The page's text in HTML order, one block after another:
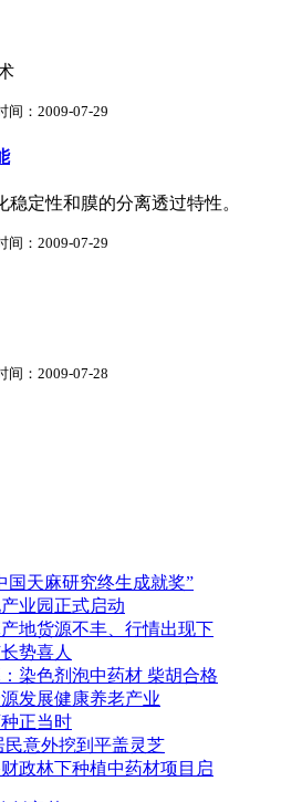
间：2009-07-29
定性和膜的分离透过特性。
间：2009-07-29
间：2009-07-28
国天麻研究终生成就奖”
业园正式启动
地货源不丰、行情出现下
势喜人
染色剂泡中药材 柴胡合格
发展健康养老产业
正当时
意外挖到平盖灵芝
政林下种植中药材项目启